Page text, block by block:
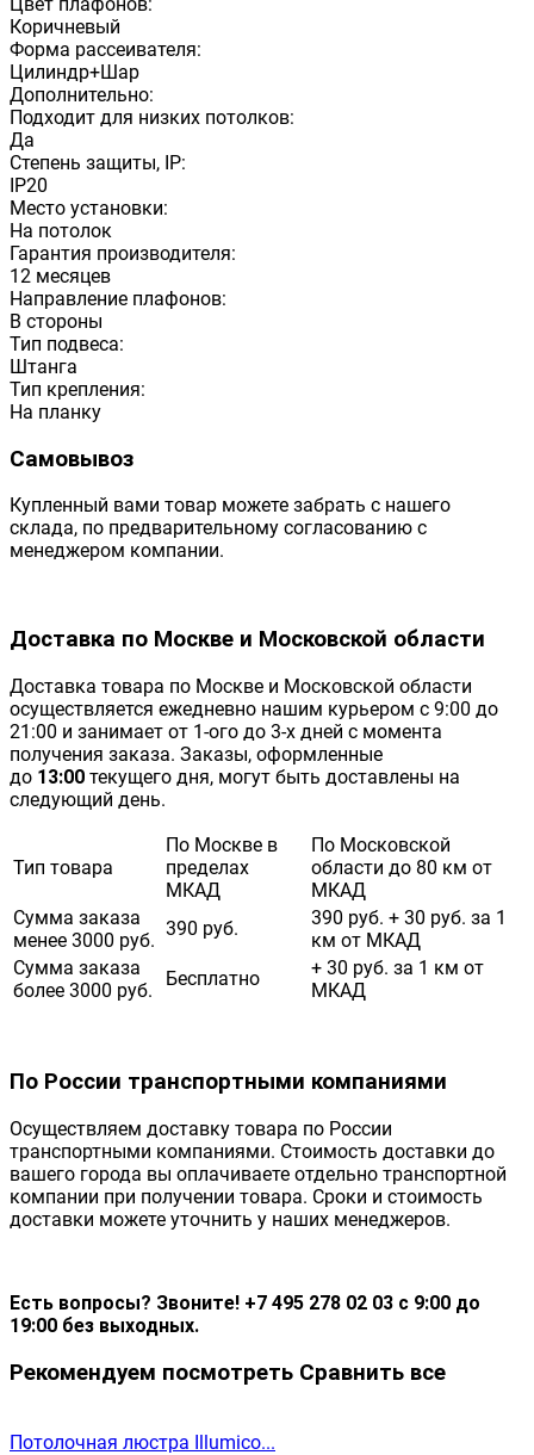
Коричневый
Форма рассеивателя:
Цилиндр+Шар
Дополнительно:
Подходит для низких потолков:
Да
Степень защиты, IP:
IP20
Место установки:
На потолок
Гарантия производителя:
12 месяцев
Направление плафонов:
В стороны
Тип подвеса:
Штанга
Тип крепления:
На планку
Самовывоз
Купленный вами товар можете забрать с нашего
склада, по предварительному согласованию с
менеджером компании.
Доставка по Москве и Московской области
Доставка товара по Москве и Московской области
осуществляется ежедневно нашим курьером с 9:00 до
21:00 и занимает от 1-ого до 3-х дней с момента
получения заказа. Заказы, оформленные
до 13:00 текущего дня, могут быть доставлены на
следующий день.
Тип товара
По Москве в
пределах
МКАД
По Московской
области до 80 км от
МКАД
Сумма заказа
менее 3000 руб.
390 руб.
390 руб. + 30 руб. за 1
км от МКАД
Сумма заказа
более 3000 руб.
Бесплатно
+ 30 руб. за 1 км от
МКАД
По России транспортными компаниями
Осуществляем доставку товара по России
транспортными компаниями. Стоимость доставки до
вашего города вы оплачиваете отдельно транспортной
компании при получении товара. Сроки и стоимость
доставки можете уточнить у наших менеджеров.
Есть вопросы? Звоните! +7 495 278 02 03 с 9:00 до
19:00 без выходных.
Рекомендуем посмотреть Сравнить все
Потолочная люстра Illumico...